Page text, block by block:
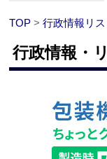
TOP >行政情報リス
行政情報・